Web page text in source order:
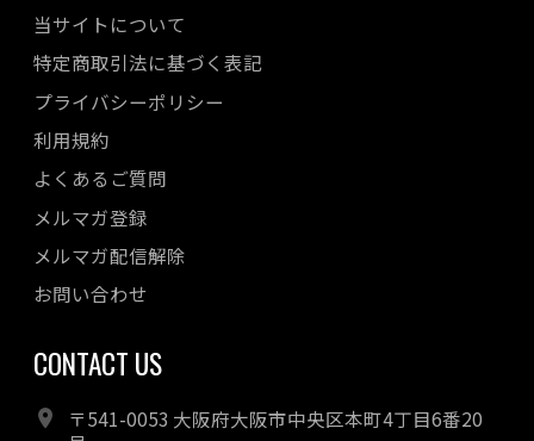
当サイトについて
特定商取引法に基づく表記
プライバシーポリシー
利用規約
よくあるご質問
メルマガ登録
メルマガ配信解除
お問い合わせ
CONTACT US
〒541-0053 大阪府大阪市中央区本町4丁目6番20